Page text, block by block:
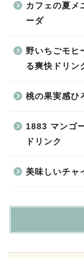
カフェの夏メ
ーダ
野いちごモヒ
る爽快ドリン
桃の果実感ひ
1883 マンゴ
ドリンク
美味しいチャ